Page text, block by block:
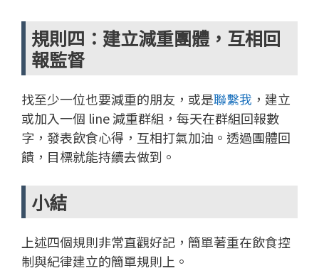
規則四：建立減重團體，互相回
報監督
找至少一位也要減重的朋友，或是聯繫我 ，建立
或加入一個 line 減重群組，每天在群組回報數
字，發表飲食心得，互相打氣加油。透過團體回
饋，目標就能持續去做到。
小結
上述四個規則非常直觀好記，簡單著重在飲食控
制與紀律建立的簡單規則上。